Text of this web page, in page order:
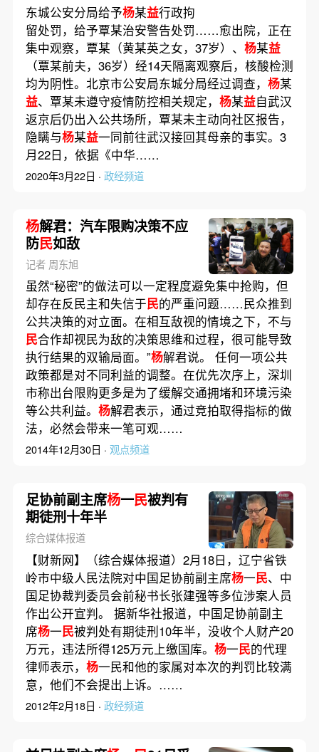
东城公安分局给予杨某益行政拘
留处罚，给予覃某治安警告处罚……愈出院，正在
集中观察，覃某（黄某英之女，37岁）、 杨某益
（覃某前夫，36岁）经14天隔离观察后，核酸检测
均为阴性。北京市公安局东城分局经过调查， 杨某
益、覃某未遵守疫情防控相关规定， 杨某益自武汉
返京后仍出入公共场所，覃某未主动向社区报告，
隐瞒与杨某益一同前往武汉接回其母亲的事实。3
月22日，依据《中华……
2020年3月22日 · 政经频道
杨解君：汽车限购决策不应
防民如敌
记者 周东旭
虽然“秘密”的做法可以一定程度避免集中抢购，但
却存在反民主和失信于民的严重问题……民众推到
公共决策的对立面。在相互敌视的情境之下，不与
民合作却视民为敌的决策思维和过程，很可能导致
执行结果的双输局面。”杨解君说。 任何一项公共
政策都是对不同利益的调整。在优先次序上，深圳
市称出台限购更多是为了缓解交通拥堵和环境污染
等公共利益。 杨解君表示，通过竞拍取得指标的做
法，必然会带来一笔可观……
2014年12月30日 · 观点频道
足协前副主席杨一民被判有
期徒刑十年半
综合媒体报道
【财新网】（综合媒体报道）2月18日，辽宁省铁
岭市中级人民法院对中国足协前副主席杨一民、中
国足协裁判委员会前秘书长张建强等多位涉案人员
作出公开宣判。 据新华社报道，中国足协前副主
席杨一民被判处有期徒刑10年半，没收个人财产20
万元，违法所得125万元上缴国库。 杨一民的代理
律师表示， 杨一民和他的家属对本次的判罚比较满
意，他们不会提出上诉。……
2012年2月18日 · 政经频道